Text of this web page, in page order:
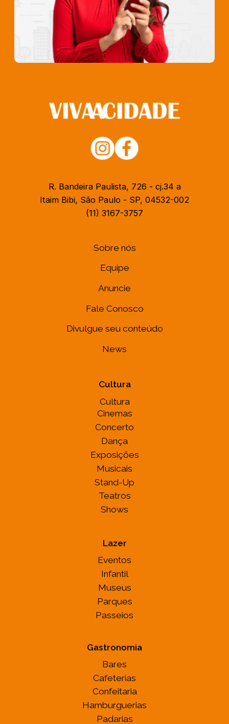
R. Bandeira Paulista, 726 - cj.34 a
Itaim Bibi, São Paulo - SP, 04532-002
(11) 3167-3757
Sobre nós
Equipe
Anuncie
Fale Conosco
Divulgue seu conteúdo
News
Cultura
Cultura
Cinemas
Concerto
Dança
Exposições
Musicais
Stand-Up
Teatros
Shows
Lazer
Eventos
Infantil
Museus
Parques
Passeios
Gastronomia
Bares
Cafeterias
Confeitaria
Hamburguerias
Padarias